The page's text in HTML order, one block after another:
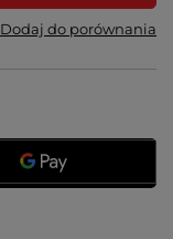
Dodaj do porównania